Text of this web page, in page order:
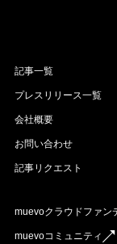
記事一覧
プレスリリース一覧
会社概要
お問い合わせ
記事リクエスト
muevoクラウドファン
muevoコミュニティ